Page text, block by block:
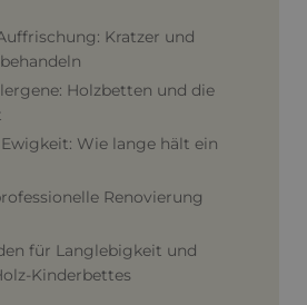
Kratzer und
Holzbetten und die
Wie lange hält ein
Renovierung
für Langlebigkeit und
Kinderbettes